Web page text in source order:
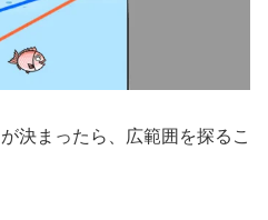
決まったら、広範囲を探るこ